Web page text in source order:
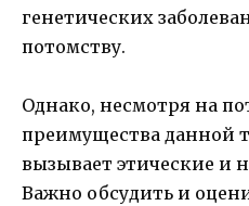
генетических
потомству.
Однако, несмотря на
преимущества данной
вызывает этические и
Важно обсудить и